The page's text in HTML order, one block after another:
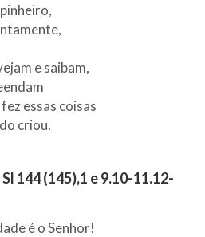
e saibam,
essas coisas
criou.
144 (145),1 e 9.10-11.12-
é o Senhor!